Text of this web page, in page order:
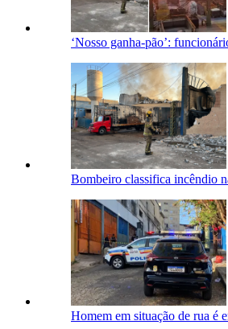
‘Nosso ganha-pão’:
Bombeiro classifica incêndio
Homem em situação de rua é